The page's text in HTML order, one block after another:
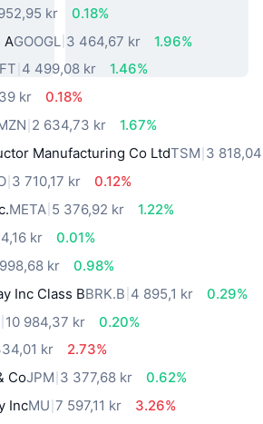
kr
0.18%
AGOOGL 3 464,67 kr
1.96%
4 499,08 kr
1.46%
kr
0.18%
2 634,73 kr
1.67%
Manufacturing Co LtdTSM 3
3 710,17 kr
0.12%
META 5 376,92 kr
1.22%
kr
0.01%
kr
0.98%
Inc Class BBRK.B 4 895,1 kr
0.29%
10 984,37 kr
0.20%
kr
2.73%
CoJPM 3 377,68 kr
0.62%
IncMU 7 597,11 kr
3.26%